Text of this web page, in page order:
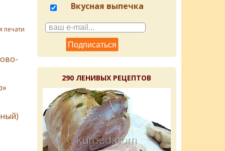
печати
Вкусная выпечка
290 ЛЕНИВЫХ РЕЦЕПТОВ